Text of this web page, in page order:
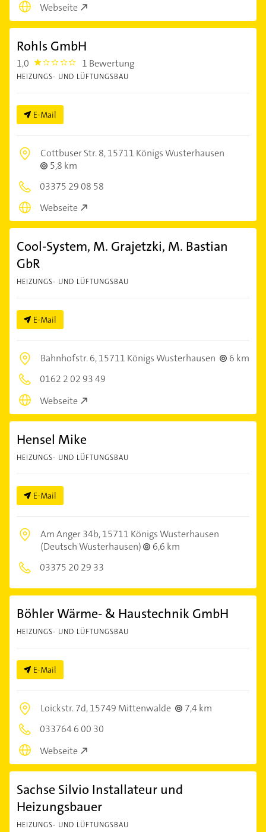
Webseite
Rohls GmbH
1,0 1.0 1 Bewertung
HEIZUNGS- UND LÜFTUNGSBAU
E-Mail
Cottbuser Str. 8,15711 Königs Wusterhausen
5,8 km
03375 29 08 58
Webseite
Cool-System, M. Grajetzki, M. Bastian
GbR
HEIZUNGS- UND LÜFTUNGSBAU
E-Mail
Bahnhofstr. 6,15711 Königs Wusterhausen
6 km
0162 2 02 93 49
Webseite
Hensel Mike
HEIZUNGS- UND LÜFTUNGSBAU
E-Mail
Am Anger 34b,15711 Königs Wusterhausen
(Deutsch Wusterhausen)
6,6 km
03375 20 29 33
Böhler Wärme- & Haustechnik GmbH
HEIZUNGS- UND LÜFTUNGSBAU
E-Mail
Loickstr. 7d,15749 Mittenwalde
7,4 km
033764 6 00 30
Webseite
Sachse Silvio Installateur und
Heizungsbauer
HEIZUNGS- UND LÜFTUNGSBAU